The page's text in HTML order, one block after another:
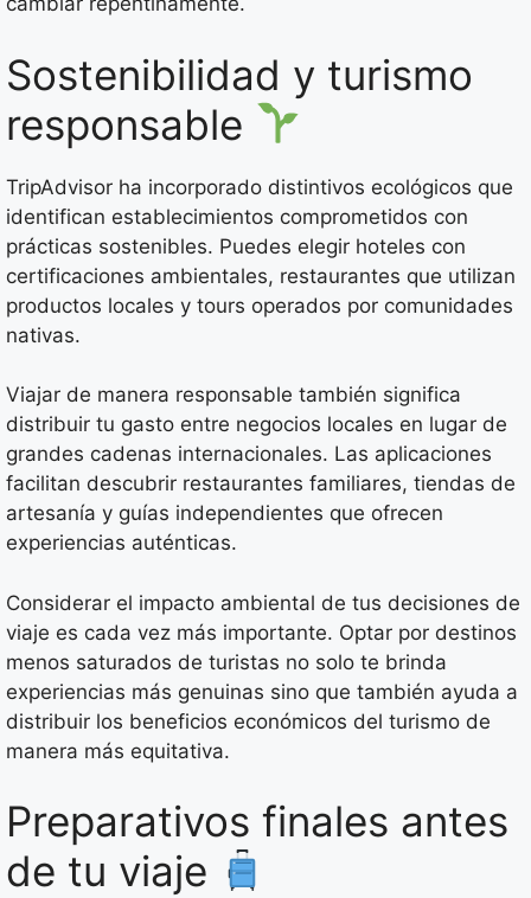
Sostenibilidad y turismo
responsable
TripAdvisor ha incorporado distintivos ecológicos que
identifican establecimientos comprometidos con
prácticas sostenibles. Puedes elegir hoteles con
certificaciones ambientales, restaurantes que utilizan
productos locales y tours operados por comunidades
nativas.
Viajar de manera responsable también significa
distribuir tu gasto entre negocios locales en lugar de
grandes cadenas internacionales. Las aplicaciones
facilitan descubrir restaurantes familiares, tiendas de
artesanía y guías independientes que ofrecen
experiencias auténticas.
Considerar el impacto ambiental de tus decisiones de
viaje es cada vez más importante. Optar por destinos
menos saturados de turistas no solo te brinda
experiencias más genuinas sino que también ayuda a
distribuir los beneficios económicos del turismo de
manera más equitativa.
Preparativos finales antes
de tu viaje